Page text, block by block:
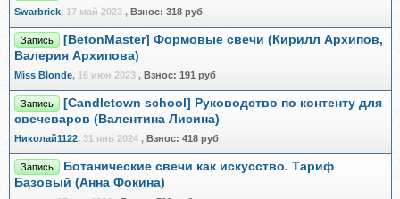
Swarbrick, 17 май 2023 , Взнос: 318 руб
Запись
[BetonMaster] Формовые свечи (Кирилл Архипов,
Валерия Архипова)
Miss Blonde, 16 июн 2023 , Взнос: 191 руб
Запись
[Candletown school] Руководство по контенту для
свечеваров (Валентина Лисина)
Николай1122, 31 янв 2024 , Взнос: 418 руб
Запись
Ботанические свечи как искусство. Тариф
Базовый (Анна Фокина)